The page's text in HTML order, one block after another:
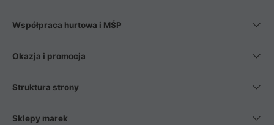
Współpraca hurtowa i MŚP
Okazja i promocja
Struktura strony
Sklepy marek